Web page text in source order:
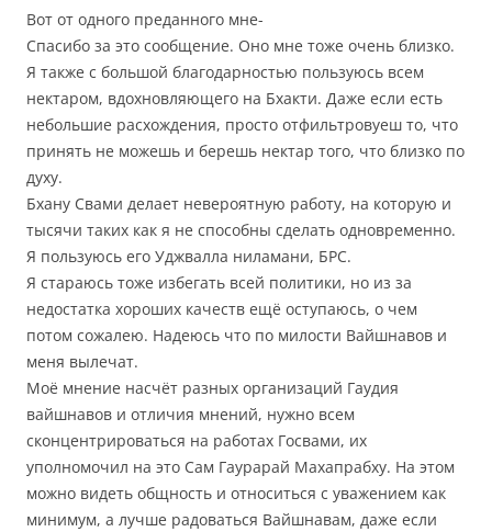
Вот от одного преданного мне-
Спасибо за это сообщение. Оно мне тоже очень близко.
Я также с большой благодарностью пользуюсь всем
нектаром, вдохновляющего на Бхакти. Даже если есть
небольшие расхождения, просто отфильтровуеш то, что
принять не можешь и берешь нектар того, что близко по
духу.
Бхану Свами делает невероятную работу, на которую и
тысячи таких как я не способны сделать одновременно.
Я пользуюсь его Уджвалла ниламани, БРС.
Я стараюсь тоже избегать всей политики, но из за
недостатка хороших качеств ещё оступаюсь, о чем
потом сожалею. Надеюсь что по милости Вайшнавов и
меня вылечат.
Моё мнение насчёт разных организаций Гаудия
вайшнавов и отличия мнений, нужно всем
сконцентрироваться на работах Госвами, их
уполномочил на это Сам Гаурарай Махапрабху. На этом
можно видеть общность и относиться с уважением как
минимум, а лучше радоваться Вайшнавам, даже если